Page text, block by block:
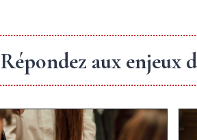
Répondez aux enjeux